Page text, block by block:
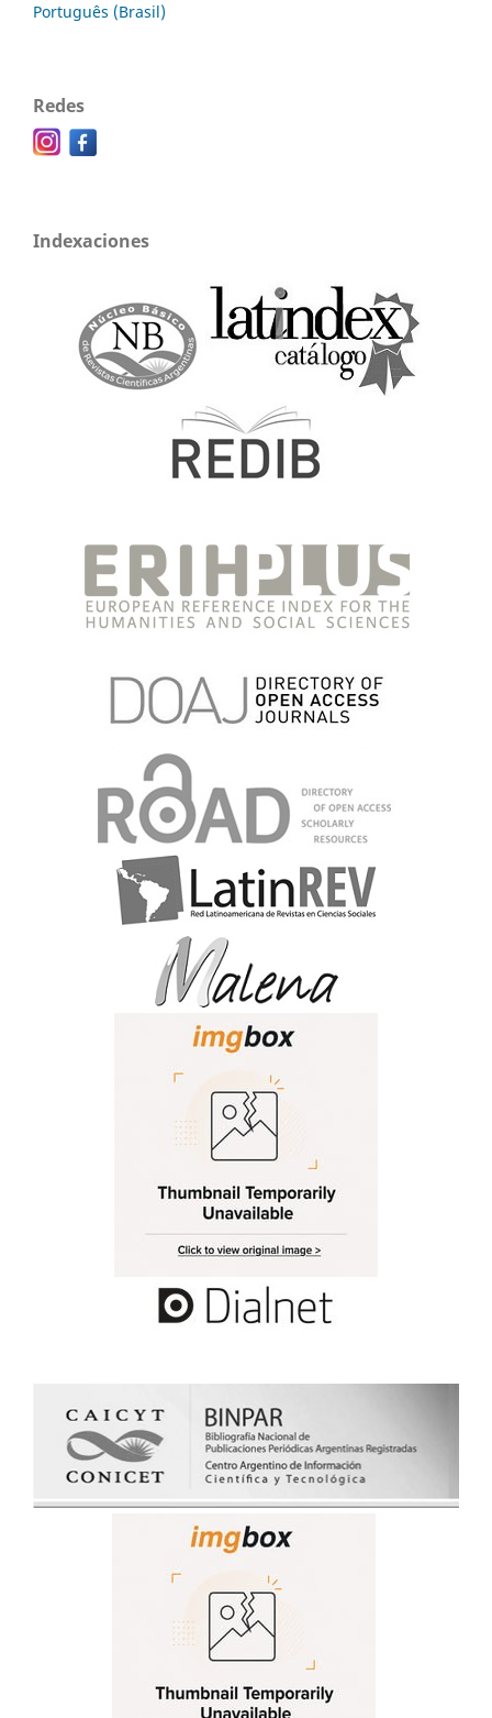
Português (Brasil)
Redes
Indexaciones